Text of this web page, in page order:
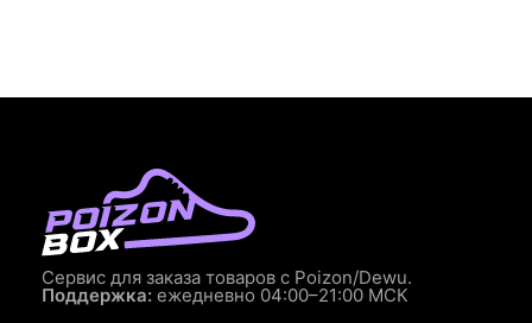
Сервис для заказа товаров с Poizon/Dewu.
Поддержка: ежедневно 04:00–21:00 МСК